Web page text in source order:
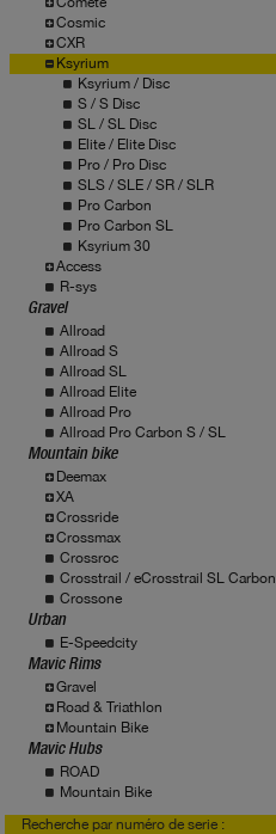
Cosmic
CXR
Ksyrium
Ksyrium / Disc
S / S Disc
SL / SL Disc
Elite / Elite Disc
Pro / Pro Disc
SLS / SLE / SR / SLR
Pro Carbon
Pro Carbon SL
Ksyrium 30
Access
R-sys
Gravel
Allroad
Allroad S
Allroad SL
Allroad Elite
Allroad Pro
Allroad Pro Carbon S / SL
Mountain bike
Deemax
XA
Crossride
Crossmax
Crossroc
Crosstrail / eCrosstrail SL Carbon
Crossone
Urban
E-Speedcity
Mavic Rims
Gravel
Road & Triathlon
Mountain Bike
Mavic Hubs
ROAD
Mountain Bike
Recherche par numéro de serie :